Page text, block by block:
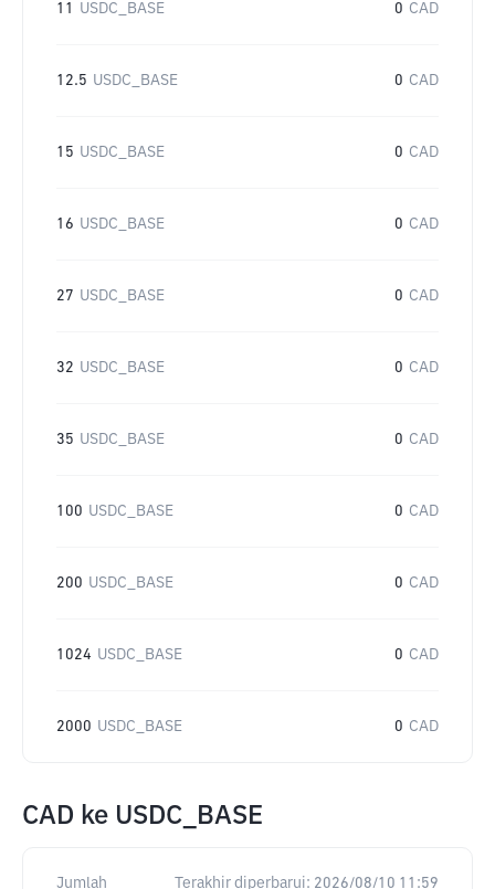
11 USDC_BASE 0 CAD
12.5 USDC_BASE 0 CAD
15 USDC_BASE 0 CAD
16 USDC_BASE 0 CAD
27 USDC_BASE 0 CAD
32 USDC_BASE 0 CAD
35 USDC_BASE 0 CAD
100 USDC_BASE 0 CAD
200 USDC_BASE 0 CAD
1024 USDC_BASE 0 CAD
2000 USDC_BASE 0 CAD
CAD ke USDC_BASE
Jumlah Terakhir diperbarui: 2026/08/10 11:59